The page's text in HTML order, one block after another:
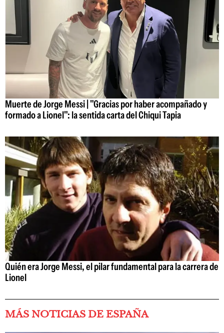
Muerte de Jorge Messi | "Gracias por haber acompañado y
formado a Lionel": la sentida carta del Chiqui Tapia
Quién era Jorge Messi, el pilar fundamental para la carrera de
Lionel
MÁS NOTICIAS DE ESPAÑA